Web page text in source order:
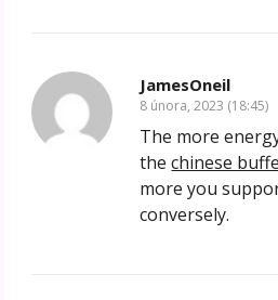
JamesOneil
8 února, 2023 (18:45)
The more
thechinese
more you
conversely.